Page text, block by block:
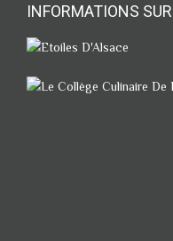
INFORMATIONS